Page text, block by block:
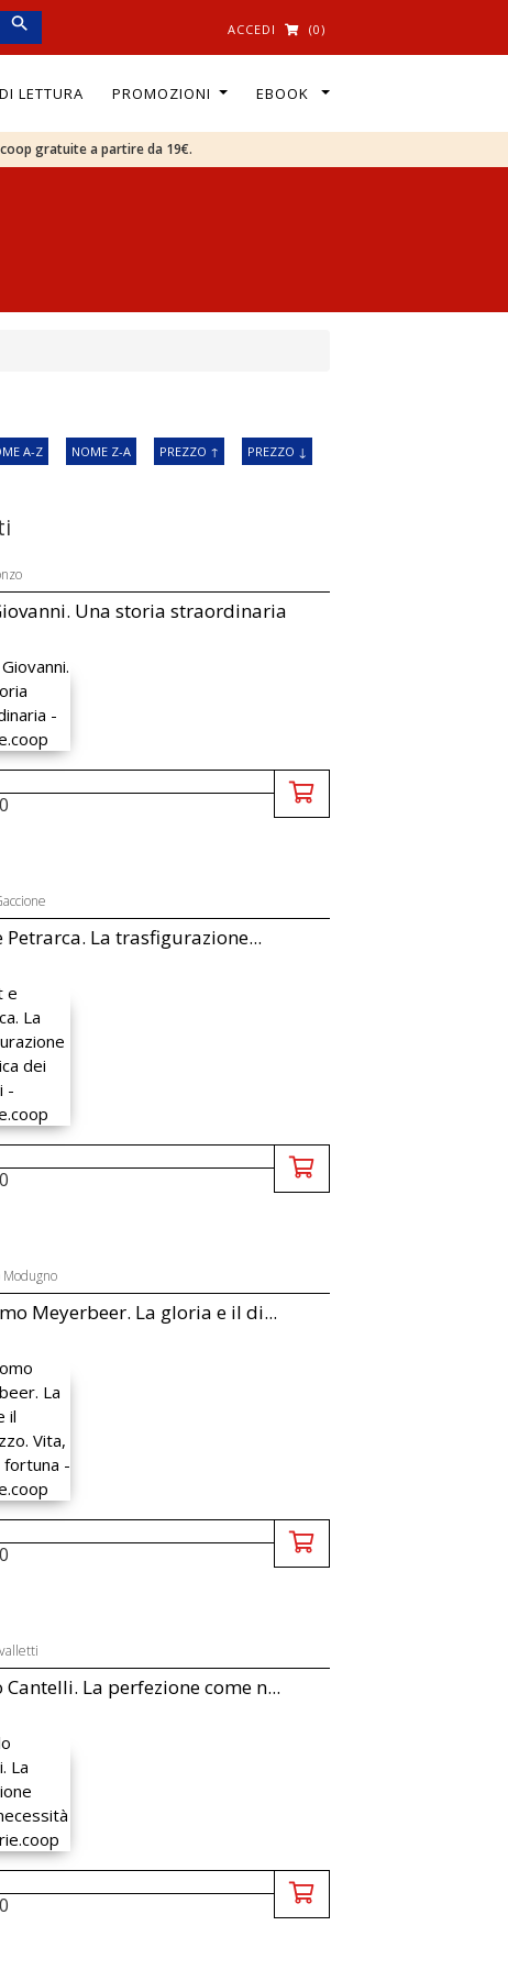
ACCEDI (0)
LETTURA PROMOZIONI EBOOK
gratuite a partire da 19€.
A-Z NOME Z-A PREZZO ↑ PREZZO ↓
Una storia straordinaria
Petrarca. La trasfigurazione...
Meyerbeer. La gloria e il di...
Cantelli. La perfezione come n...